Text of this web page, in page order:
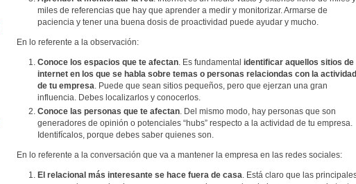
miles de referencias que hay que aprender a medir y monitorizar. Armarse de
paciencia y tener una buena dosis de proactividad puede ayudar y mucho.
En lo referente a la observación:
Conoce los espacios que te afectan. Es fundamental identificar aquellos sitios de
internet en los que se habla sobre temas o personas relaciondas con la actividad
de tu empresa. Puede que sean sitios pequeños, pero que ejerzan una gran
influencia. Debes localizarlos y conocerlos.
Conoce las personas que te afectan. Del mismo modo, hay personas que son
generadores de opinión o potenciales “hubs” respecto a la actividad de tu empresa.
Identifícalos, porque debes saber quienes son.
En lo referente a la conversación que va a mantener la empresa en las redes sociales:
El relacional más interesante se hace fuera de casa. Está claro que las